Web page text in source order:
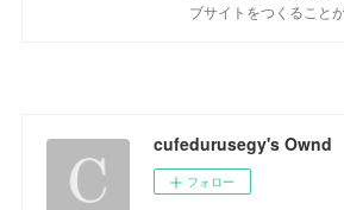
ブサイトをつくること
cufedurusegy's Ownd
フォロー